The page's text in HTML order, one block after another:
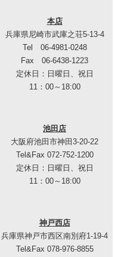
本店
兵庫県尼崎市武庫之荘5-13-4
Tel 06-4981-0248
Fax 06-6438-1223
定休日：日曜日、祝日
11：00～18:00
池田店
大阪府池田市神田3-20-22
Tel&Fax 072-752-1200
定休日：日曜日、祝日
11：00～18:00
神戸西店
兵庫県神戸市西区南別府1-19-4
Tel&Fax 078-976-8855